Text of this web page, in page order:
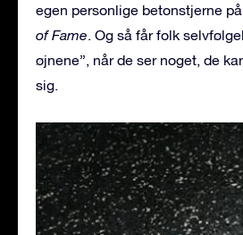
egen personlige betonstjerne på
of Fame. Og så får folk
øjnene”, når de ser noget, de
sig.